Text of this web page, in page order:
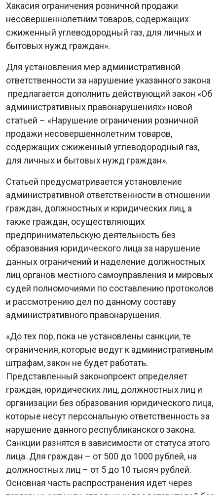
Хакасия ограничения розничной продажи
несовершеннолетним товаров, содержащих
сжиженный углеводородный газ, для личных и
бытовых нужд граждан».
Для установления мер административной
ответственности за нарушение указанного закона
предлагается дополнить действующий закон «Об
административных правонарушениях» новой
статьей – «Нарушение ограничения розничной
продажи несовершеннолетним товаров,
содержащих сжиженный углеводородный газ,
для личных и бытовых нужд граждан».
Статьей предусматривается установление
административной ответственности в отношении
граждан, должностных и юридических лиц, а
также граждан, осуществляющих
предпринимательскую деятельность без
образования юридического лица за нарушение
данных ограничений и наделение должностных
лиц органов местного самоуправления и мировых
судей полномочиями по составлению протоколов
и рассмотрению дел по данному составу
административного правонарушения.
«До тех пор, пока не установлены санкции, те
ограничения, которые ведут к административным
штрафам, закон не будет работать.
Представленный законопроект определяет
граждан, юридических лиц, должностных лиц и
организации без образования юридического лица,
которые несут персональную ответственность за
нарушение данного республиканского закона.
Санкции разнятся в зависимости от статуса этого
лица. Для граждан – от 500 до 1000 рублей, на
должностных лиц – от 5 до 10 тысяч рублей.
Основная часть распространения идет через